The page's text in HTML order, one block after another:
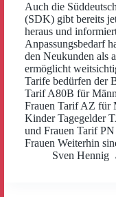
Auch die
(SDK) gibt bereits
heraus und
Anpassungsbedarf
den Neukunden als
ermöglicht
Tarife bedürfen der
Tarif A80B für
Frauen Tarif AZ für
Kinder Tagegelder
und Frauen Tarif
Frauen Weiterhin
Sven Hennig